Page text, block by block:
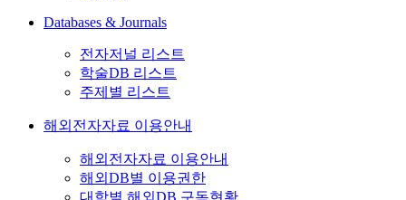
Databases & Journals
전자저널 리스트
학술DB 리스트
주제별 리스트
해외전자자료 이용안내
해외전자자료 이용안내
해외DB별 이용권한
대학별 해외DB 구독현황